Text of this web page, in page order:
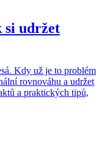
si udržet
Kdy už je to problém
rovnováhu a udržet
a praktických tipů,